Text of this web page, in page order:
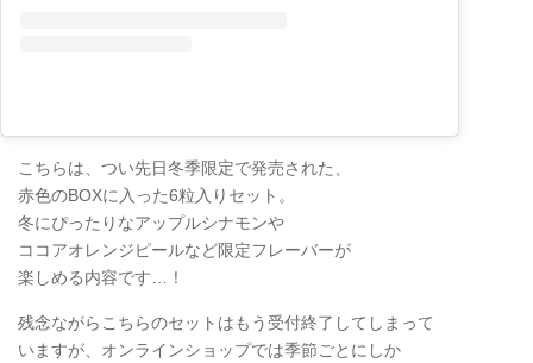
こちらは、つい先日冬季限定で発売された、
赤色のBOXに入った6粒入りセット。
冬にぴったりなアップルシナモンや
ココアオレンジピールなど限定フレーバーが
楽しめる内容です…！
残念ながらこちらのセットはもう受付終了してしまって
いますが、オンラインショップでは季節ごとにしか